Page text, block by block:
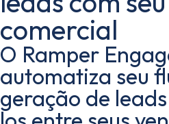
comercial
O Ramper
automatiza seu
geração de